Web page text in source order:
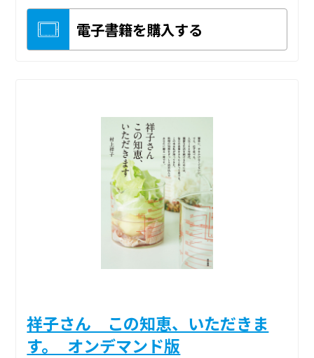
電子書籍を購入する
祥子さん この知恵、いただきま
す。_オンデマンド版